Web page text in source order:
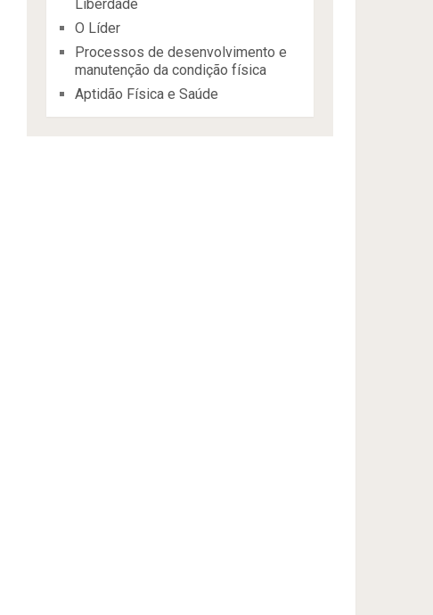
Liberdade
O Líder
Processos de desenvolvimento e
manutenção da condição física
Aptidão Física e Saúde